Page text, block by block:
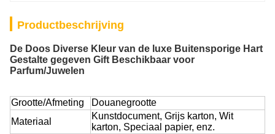
Productbeschrijving
De Doos Diverse Kleur van de luxe Buitensporige Hart
Gestalte gegeven Gift Beschikbaar voor
Parfum/Juwelen
Grootte/Afmeting
Douanegrootte
Materiaal
Kunstdocument, Grijs karton, Wit
karton, Speciaal papier, enz.